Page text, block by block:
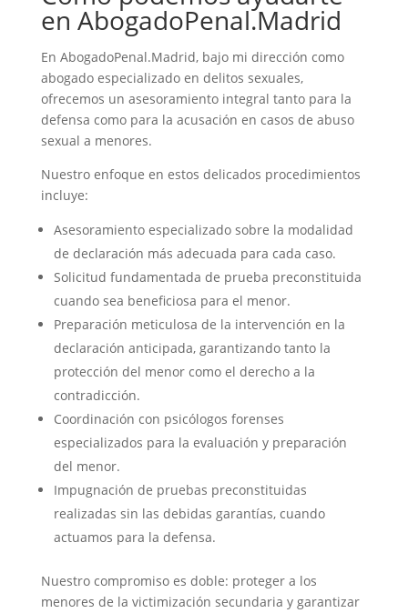
en AbogadoPenal.Madrid
En AbogadoPenal.Madrid, bajo mi dirección como
abogado especializado en delitos sexuales,
ofrecemos un asesoramiento integral tanto para la
defensa como para la acusación en casos de abuso
sexual a menores.
Nuestro enfoque en estos delicados procedimientos
incluye:
Asesoramiento especializado sobre la modalidad
de declaración más adecuada para cada caso.
Solicitud fundamentada de prueba preconstituida
cuando sea beneficiosa para el menor.
Preparación meticulosa de la intervención en la
declaración anticipada, garantizando tanto la
protección del menor como el derecho a la
contradicción.
Coordinación con psicólogos forenses
especializados para la evaluación y preparación
del menor.
Impugnación de pruebas preconstituidas
realizadas sin las debidas garantías, cuando
actuamos para la defensa.
Nuestro compromiso es doble: proteger a los
menores de la victimización secundaria y garantizar